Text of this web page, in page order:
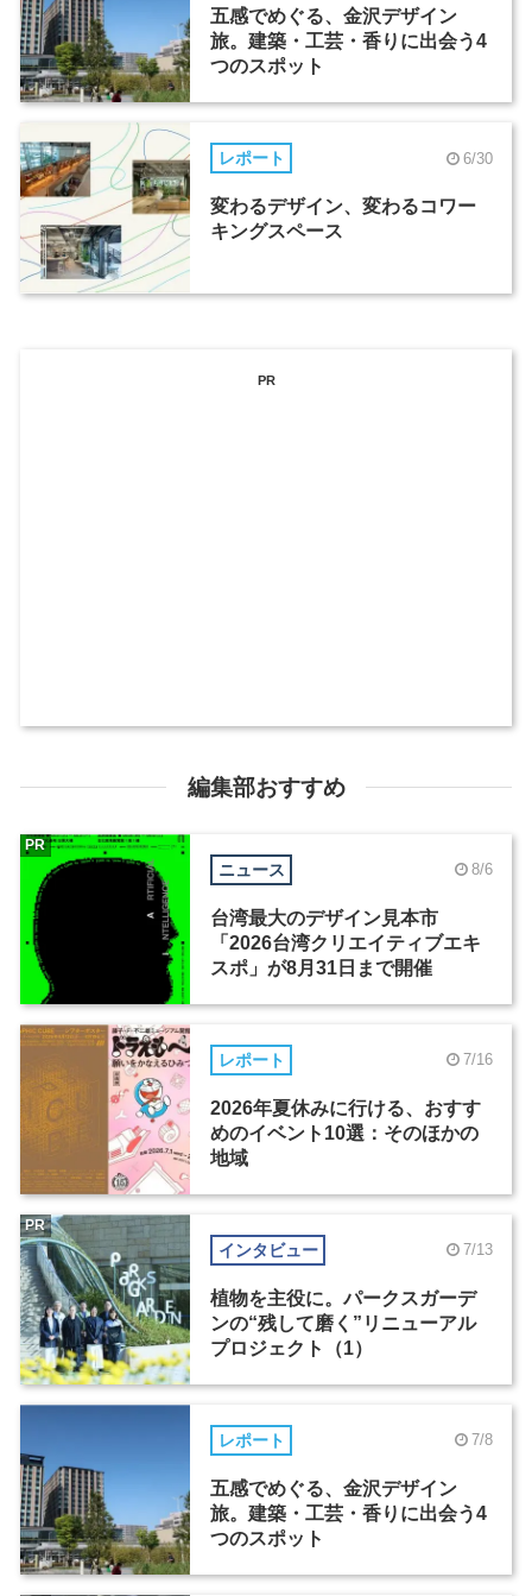
五感でめぐる、金沢デザイン
旅。建築・工芸・香りに出会う4
つのスポット
レポート 6/30
変わるデザイン、変わるコワー
キングスペース
PR
編集部おすすめ
ニュース 8/6
台湾最大のデザイン見本市
「2026台湾クリエイティブエキ
スポ」が8月31日まで開催
PR
レポート 7/16
2026年夏休みに行ける、おすす
めのイベント10選：そのほかの
地域
インタビュー 7/13
植物を主役に。パークスガーデ
ンの“残して磨く”リニューアル
プロジェクト（1）
PR
レポート 7/8
五感でめぐる、金沢デザイン
旅。建築・工芸・香りに出会う4
つのスポット